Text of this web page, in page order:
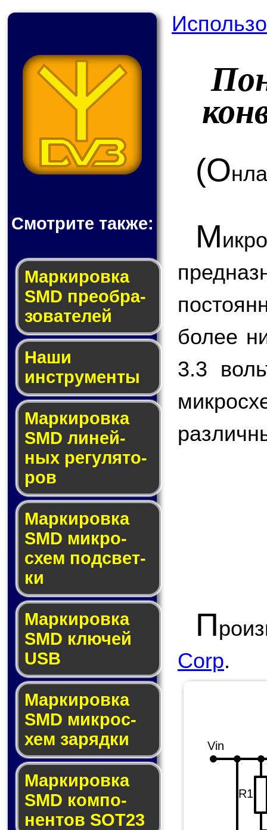
Смотрите также:
Мар­ки­ров­ка
SMD пре­об­ра­
зо­ва­те­лей
Наши
инструменты
Маркировка
SMD ли­ней­
ных ре­гу­ля­то­
ров
Маркировка
SMD мик­ро­
схем под­свет­
ки
Маркировка
SMD клю­чей
USB
Маркировка
SMD мик­рос­
хем за­ряд­ки
Маркировка
SMD ком­по­
нен­тов SOT23
(О
М
более
3.3
П
Corp.
Vin
R1